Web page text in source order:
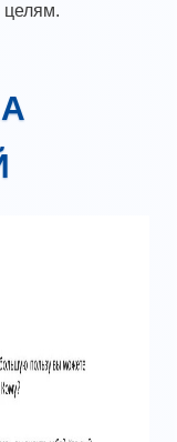
целям.